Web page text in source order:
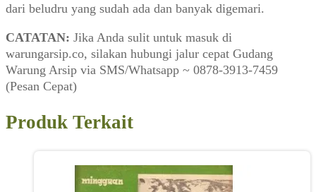
dari beludru yang sudah ada dan banyak digemari.
CATATAN: Jika Anda sulit untuk masuk di
warungarsip.co, silakan hubungi jalur cepat Gudang
Warung Arsip via SMS/Whatsapp ~ 0878-3913-7459
(Pesan Cepat)
Produk Terkait